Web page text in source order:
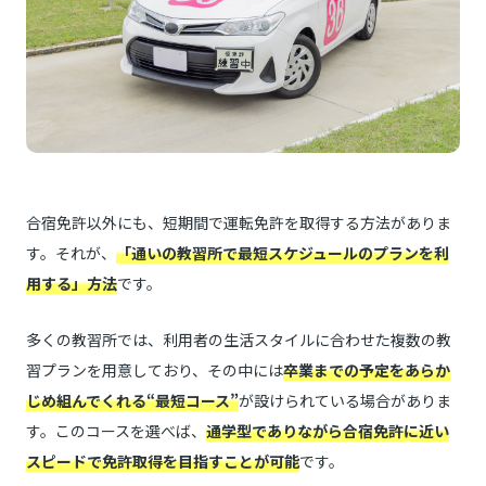
合宿免許以外にも、短期間で運転免許を取得する方法がありま
す。それが、 「通いの教習所で最短スケジュールのプランを利
用する」方法です。
多くの教習所では、利用者の生活スタイルに合わせた複数の教
習プランを用意しており、その中には卒業までの予定をあらか
じめ組んでくれる“最短コース”が設けられている場合がありま
す。このコースを選べば、 通学型でありながら合宿免許に近い
スピードで免許取得を目指すことが可能です。